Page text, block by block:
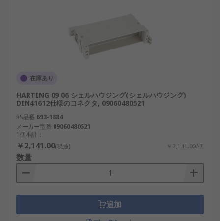
在庫あり
HARTING 09 06 シェルハウジング(シェルハウジング)
DIN41612仕様のコネクタ, 09060480521
RS品番 693-1884
メーカー型番 09060480521
1個小計：
￥2,141.00(税抜) ￥2,141.00/個
数量
追加